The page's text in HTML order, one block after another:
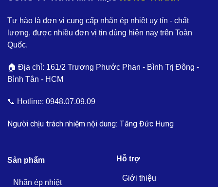
Tự hào là đơn vị cung cấp nhãn ép nhiệt uy tín - chất
lượng, được nhiều đơn vị tin dùng hiện nay trên Toàn
Quốc.
🏠 Địa chỉ: 161/2 Trương Phước Phan - Bình Trị Đông -
Bình Tân - HCM
📞 Hotline: 0948.07.09.09
Người chịu trách nhiệm nội dung: Tăng Đức Hưng
Sản phẩm
Nhãn ép nhiệt
Hỗ trợ
Giới thiệu